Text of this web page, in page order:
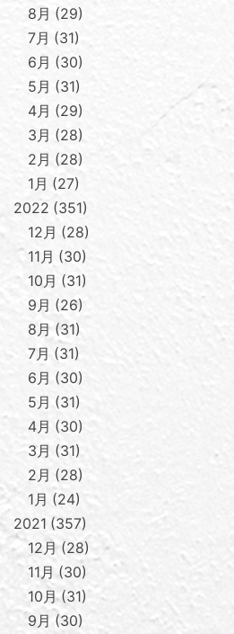
8月
29
7月
31
6月
30
5月
31
4月
29
3月
28
2月
28
1月
27
2022 351
12月
28
11月
30
10月
31
9月
26
8月 31
7月
31
6月
30
5月
31
4月
30
3月
31
2月
28
1月
24
2021 357
12月 28
11月
30
10月 31
9月
30